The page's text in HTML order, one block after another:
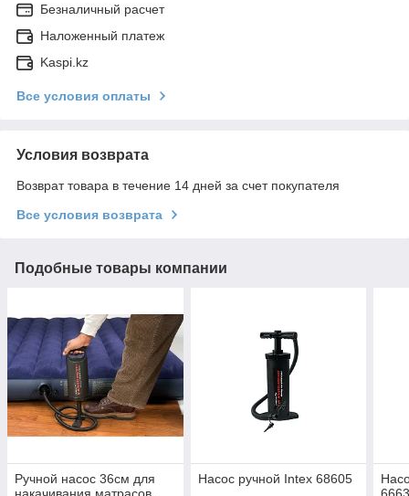
Безналичный расчет
Наложенный платеж
Kaspi.kz
Все условия оплаты
Условия возврата
Возврат товара в течение 14 дней за счет покупателя
Все условия возврата
Подобные товары компании
Ручной насос 36см для
Насос ручной Intex 68605